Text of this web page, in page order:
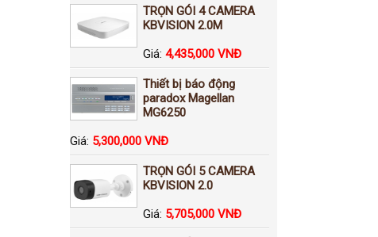
TRỌN GÓI 4 CAMERA
KBVISION 2.0M
Giá: 4,435,000 VNĐ
Thiết bị báo động
paradox Magellan
MG6250
Giá: 5,300,000 VNĐ
TRỌN GÓI 5 CAMERA
KBVISION 2.0
Giá: 5,705,000 VNĐ